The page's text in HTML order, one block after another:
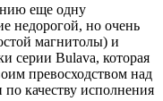
еще одну
недорогой, но очень
магнитолы) и
серии Bulava, которая
превосходством над
качеству исполнения